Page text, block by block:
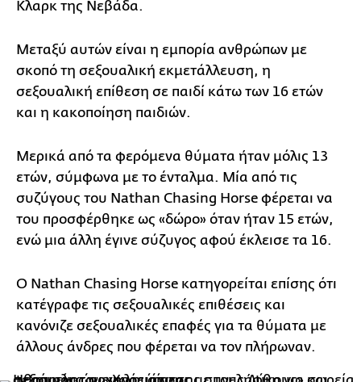
Κλαρκ της Νεβάδα.
Μεταξύ αυτών είναι η εμπορία ανθρώπων με
σκοπό τη σεξουαλική εκμετάλλευση, η
σεξουαλική επίθεση σε παιδί κάτω των 16 ετών
και η κακοποίηση παιδιών.
Μερικά από τα φερόμενα θύματα ήταν μόλις 13
ετών, σύμφωνα με το ένταλμα. Μία από τις
συζύγους του Nathan Chasing Horse φέρεται να
του προσφέρθηκε ως «δώρο» όταν ήταν 15 ετών,
ενώ μια άλλη έγινε σύζυγος αφού έκλεισε τα 16.
Ο Nathan Chasing Horse κατηγορείται επίσης ότι
κατέγραφε τις σεξουαλικές επιθέσεις και
κανόνιζε σεξουαλικές επαφές για τα θύματα με
άλλους άνδρες που φέρεται να τον πλήρωναν.